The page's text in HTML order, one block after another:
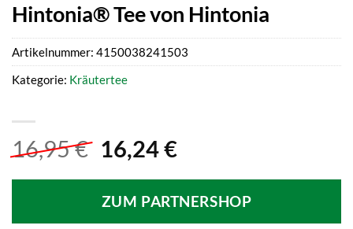
Hintonia® Tee von Hintonia
16,95€ Ursprünglicher
war:
16,95 €
16,24€Aktueller
ist:
16,24 €.
ZUM PARTNERSHOP
Artikelnummer: 4150038241503
Kategorie: Kräutertee